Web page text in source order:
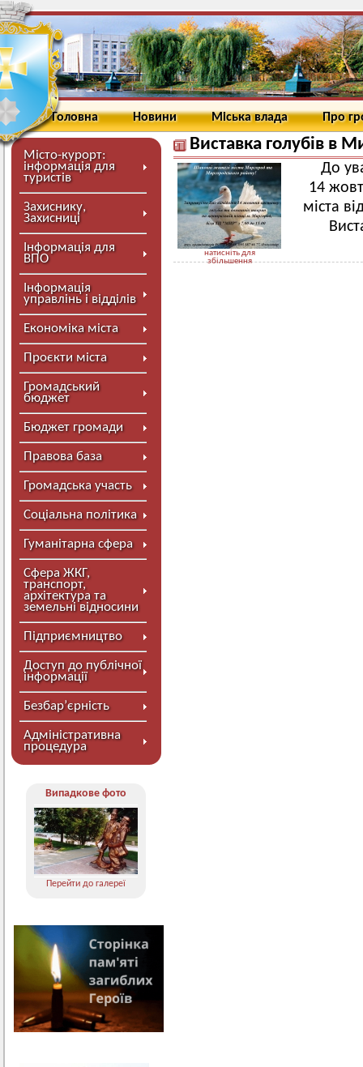
Головна Новини Міська влада Про
Місто-курорт:
інформація для
туристів
Захиснику,
Захисниці
Інформація для
ВПО
Інформація
управлінь і відділів
Економіка міста
Проєкти міста
Громадський
бюджет
Бюджет громади
Правова база
Громадська участь
Соціальна політика
Гуманітарна сфера
Сфера ЖКГ,
транспорт,
архітектура та
земельні відносини
Підприємництво
Доступ до публічної
інформації
Безбар’єрність
Адміністративна
процедура
Випадкове фото
Перейти до галереї
Виставка голубів в
натисніть для
збільшення
До
14
міста